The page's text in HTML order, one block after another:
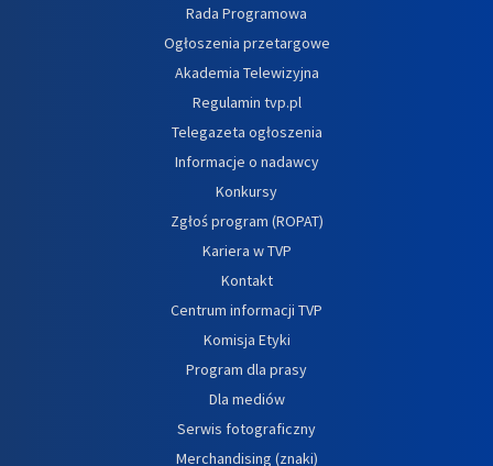
Rada Programowa
Ogłoszenia przetargowe
Akademia Telewizyjna
Regulamin tvp.pl
Telegazeta ogłoszenia
Informacje o nadawcy
Konkursy
Zgłoś program (ROPAT)
Kariera w TVP
Kontakt
Centrum informacji TVP
Komisja Etyki
Program dla prasy
Dla mediów
Serwis fotograficzny
Merchandising (znaki)